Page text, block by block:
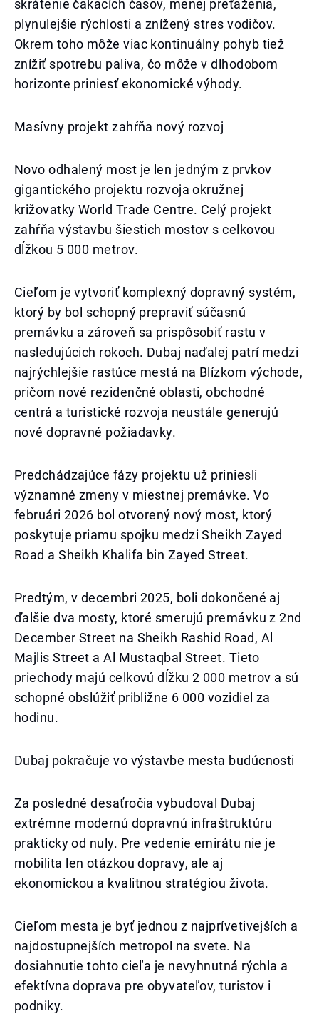
skrátenie čakacích časov, menej preťaženia,
plynulejšie rýchlosti a znížený stres vodičov.
Okrem toho môže viac kontinuálny pohyb tiež
znížiť spotrebu paliva, čo môže v dlhodobom
horizonte priniesť ekonomické výhody.
Masívny projekt zahŕňa nový rozvoj
Novo odhalený most je len jedným z prvkov
gigantického projektu rozvoja okružnej
križovatky World Trade Centre. Celý projekt
zahŕňa výstavbu šiestich mostov s celkovou
dĺžkou 5 000 metrov.
Cieľom je vytvoriť komplexný dopravný systém,
ktorý by bol schopný prepraviť súčasnú
premávku a zároveň sa prispôsobiť rastu v
nasledujúcich rokoch. Dubaj naďalej patrí medzi
najrýchlejšie rastúce mestá na Blízkom východe,
pričom nové rezidenčné oblasti, obchodné
centrá a turistické rozvoja neustále generujú
nové dopravné požiadavky.
Predchádzajúce fázy projektu už priniesli
významné zmeny v miestnej premávke. Vo
februári 2026 bol otvorený nový most, ktorý
poskytuje priamu spojku medzi Sheikh Zayed
Road a Sheikh Khalifa bin Zayed Street.
Predtým, v decembri 2025, boli dokončené aj
ďalšie dva mosty, ktoré smerujú premávku z 2nd
December Street na Sheikh Rashid Road, Al
Majlis Street a Al Mustaqbal Street. Tieto
priechody majú celkovú dĺžku 2 000 metrov a sú
schopné obslúžiť približne 6 000 vozidiel za
hodinu.
Dubaj pokračuje vo výstavbe mesta budúcnosti
Za posledné desaťročia vybudoval Dubaj
extrémne modernú dopravnú infraštruktúru
prakticky od nuly. Pre vedenie emirátu nie je
mobilita len otázkou dopravy, ale aj
ekonomickou a kvalitnou stratégiou života.
Cieľom mesta je byť jednou z najprívetivejších a
najdostupnejších metropol na svete. Na
dosiahnutie tohto cieľa je nevyhnutná rýchla a
efektívna doprava pre obyvateľov, turistov i
podniky.